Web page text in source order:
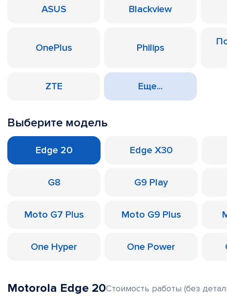
ASUS Blackview
OnePlus Philips
ZTE Еще...
Выберите модель
Edge 20 Edge X30
G8 G9 Play
Moto G7 Plus Moto G9 Plus
One Hyper One Power
Motorola Edge 20Стоимость работы (без